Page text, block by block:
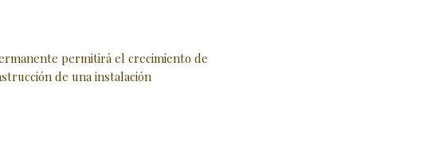
permitirá el crecimiento de
de una instalación